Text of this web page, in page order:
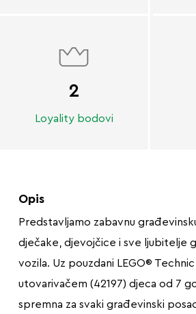
2
Loyality bodovi
Opis
Predstavljamo zabavnu
dječake, djevojčice i sve ljubitelje
vozila. Uz pouzdani LEGO®
utovarivačem (42197) djeca od 7
spremna za svaki građevinski